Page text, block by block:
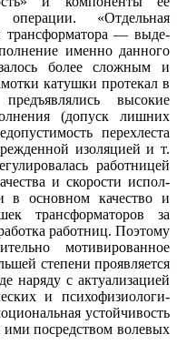
«Отдельная
трансформатора — выде­
именно данного
более сложным и
катушки протекал в
высокие
(допуск лишних
перехлеста
изоляцией и т.
работницей
и скорости испол­
в основном качест­во и
трансформаторов за
работниц. Поэтому
мотивированное
степени проявляется
наряду с актуализацией
и психофизиологи­
устойчивость
ими по­средством волевых